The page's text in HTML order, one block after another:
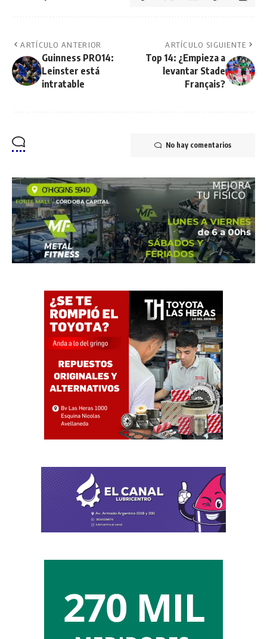
ARTÍCULO ANTERIOR
Guinness PRO14:
Leinster está
intratable
ARTÍCULO SIGUIENTE
Top 14: ¿Empieza a
levantar Stade
Français?
No hay comentarios